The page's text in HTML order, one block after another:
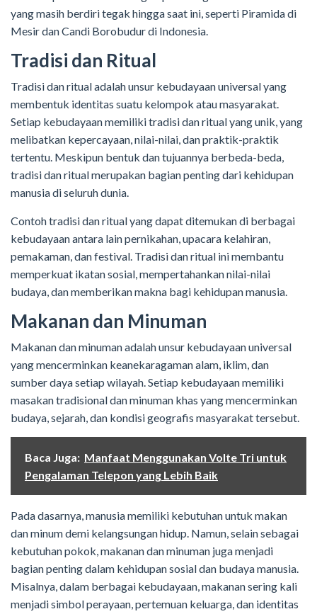
yang masih berdiri tegak hingga saat ini, seperti Piramida di
Mesir dan Candi Borobudur di Indonesia.
Tradisi dan Ritual
Tradisi dan ritual adalah unsur kebudayaan universal yang
membentuk identitas suatu kelompok atau masyarakat.
Setiap kebudayaan memiliki tradisi dan ritual yang unik, yang
melibatkan kepercayaan, nilai-nilai, dan praktik-praktik
tertentu. Meskipun bentuk dan tujuannya berbeda-beda,
tradisi dan ritual merupakan bagian penting dari kehidupan
manusia di seluruh dunia.
Contoh tradisi dan ritual yang dapat ditemukan di berbagai
kebudayaan antara lain pernikahan, upacara kelahiran,
pemakaman, dan festival. Tradisi dan ritual ini membantu
memperkuat ikatan sosial, mempertahankan nilai-nilai
budaya, dan memberikan makna bagi kehidupan manusia.
Makanan dan Minuman
Makanan dan minuman adalah unsur kebudayaan universal
yang mencerminkan keanekaragaman alam, iklim, dan
sumber daya setiap wilayah. Setiap kebudayaan memiliki
masakan tradisional dan minuman khas yang mencerminkan
budaya, sejarah, dan kondisi geografis masyarakat tersebut.
Baca Juga: Manfaat Menggunakan Volte Tri untuk
Pengalaman Telepon yang Lebih Baik
Pada dasarnya, manusia memiliki kebutuhan untuk makan
dan minum demi kelangsungan hidup. Namun, selain sebagai
kebutuhan pokok, makanan dan minuman juga menjadi
bagian penting dalam kehidupan sosial dan budaya manusia.
Misalnya, dalam berbagai kebudayaan, makanan sering kali
menjadi simbol perayaan, pertemuan keluarga, dan identitas